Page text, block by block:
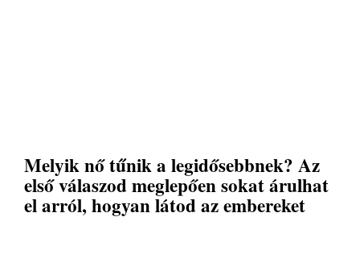
Melyik nő tűnik a legidősebbnek? Az
első válaszod meglepően sokat árulhat
el arról, hogyan látod az embereket